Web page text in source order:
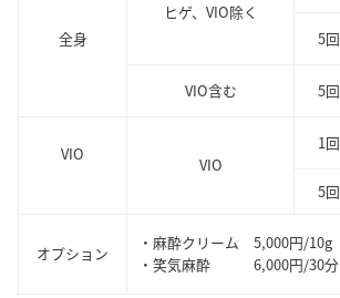
全身
ヒゲ、VIO除く
5回
VIO含む 5回
VIO
VIO
1回
5回
オプション
・麻酔クリーム 5,000円/10g
・笑気麻酔 6,000円/30分